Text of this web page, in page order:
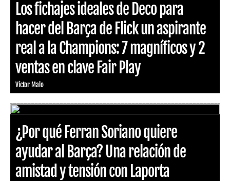
Los fichajes ideales de Deco para
hacer del Barça de Flick un aspirante
real a la Champions: 7 magníficos y 2
ventas en clave Fair Play
Víctor Malo
¿Por qué Ferran Soriano quiere
ayudar al Barça? Una relación de
amistad y tensión con Laporta